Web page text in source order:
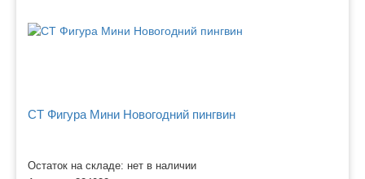
CT Фигура Мини Новогодний пингвин
Остаток на складе: нет в наличии